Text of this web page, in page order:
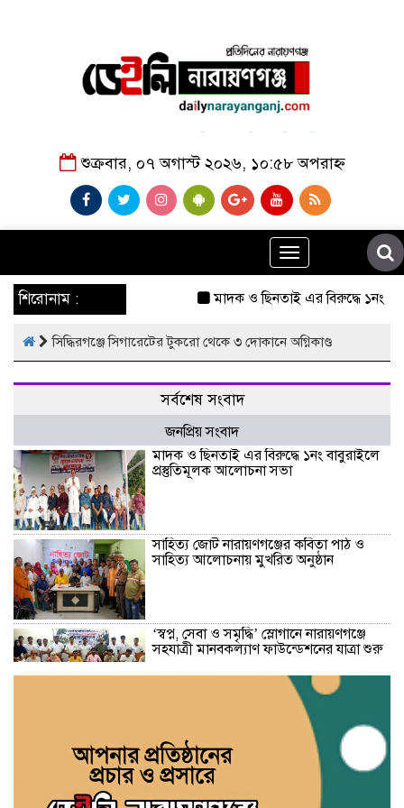
শুক্রবার, ০৭ অগাস্ট ২০২৬, ১০:৫৮ অপরাহ্ন
Toggle
navigation
শিরোনাম : মাদক ও ছিনতাই এর বিরুদ্ধে ১নং
সিদ্ধিরগঞ্জে সিগারেটের টুকরো থেকে ৩ দোকানে অগ্নিকাণ্ড
সর্বশেষ সংবাদ
জনপ্রিয় সংবাদ
মাদক ও ছিনতাই এর বিরুদ্ধে ১নং বাবুরাইলে
প্রস্তুতিমূলক আলোচনা সভা
সাহিত্য জোট নারায়ণগঞ্জের কবিতা পাঠ ও
সাহিত্য আলোচনায় মুখরিত অনুষ্ঠান
‘স্বপ্ন, সেবা ও সমৃদ্ধি’ স্লোগানে নারায়ণগঞ্জে
সহযাত্রী মানবকল্যাণ ফাউন্ডেশনের যাত্রা শুরু
রাজনৈতিক ব্যানার ব্যবহার করে চাঁদাবাজি-
সন্ত্রাসবাদসহ মাদক ব্যবসা বন্ধের আহবান
আহমেদুর রহমান তনুর